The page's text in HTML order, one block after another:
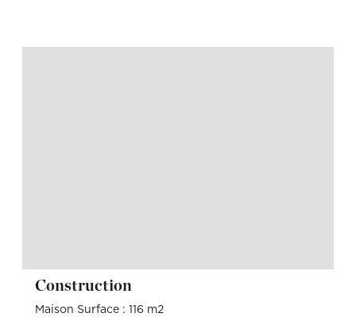
Construction
Maison Surface : 116 m2